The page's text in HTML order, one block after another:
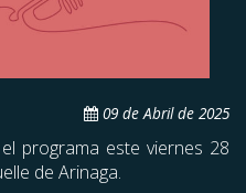
09 de Abril de 2025
programa este viernes 28
de Arinaga.